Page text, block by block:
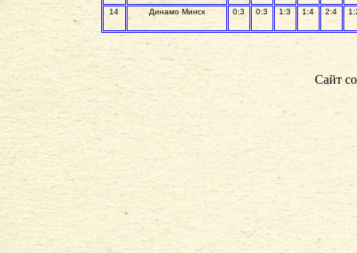
14 Динамо Минск 0:3 0:3 1:3 1:4 2:4
Сайт